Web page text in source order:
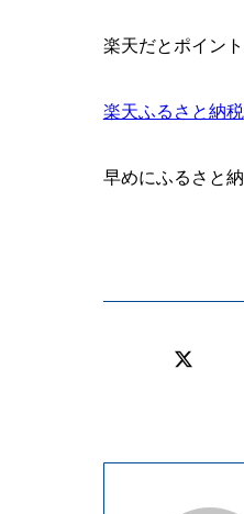
楽天だとポイン
楽天ふるさと納税
早めにふるさと